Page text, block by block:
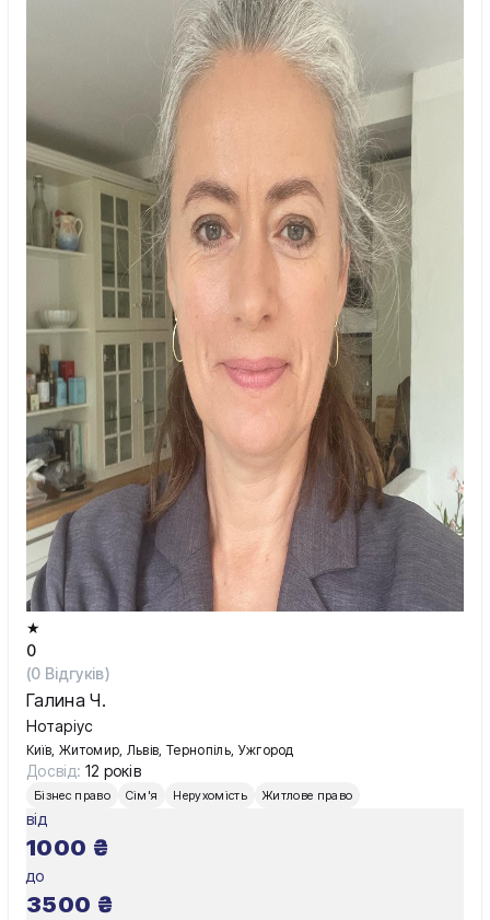
★
0
(0 Відгуків)
Галина Ч.
Нотаріус
Київ, Житомир, Львів, Тернопіль, Ужгород
Досвід: 12 років
Бізнес право Сім'я Нерухомість Житлове право
від
1000 ₴
до
3500 ₴